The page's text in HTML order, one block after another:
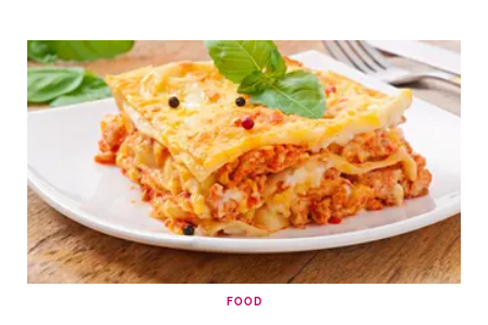
FOOD